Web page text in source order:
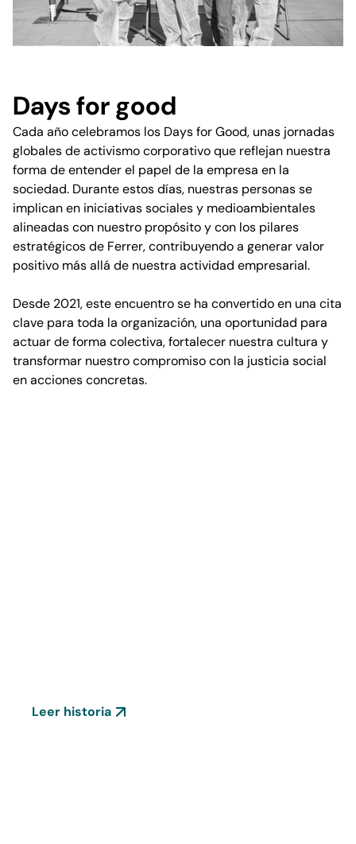
Days for good
Cada año celebramos los Days for Good, unas jornadas
globales de activismo corporativo que reflejan nuestra
forma de entender el papel de la empresa en la
sociedad. Durante estos días, nuestras personas se
implican en iniciativas sociales y medioambientales
alineadas con nuestro propósito y con los pilares
estratégicos de Ferrer, contribuyendo a generar valor
positivo más allá de nuestra actividad empresarial.
Desde 2021, este encuentro se ha convertido en una cita
clave para toda la organización, una oportunidad para
actuar de forma colectiva, fortalecer nuestra cultura y
transformar nuestro compromiso con la justicia social
en acciones concretas.
Leer historia